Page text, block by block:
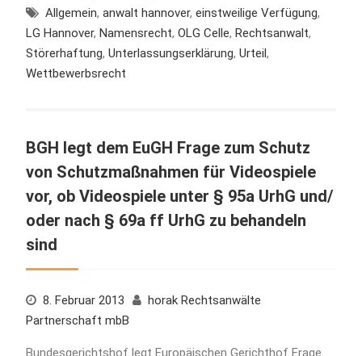
Allgemein, anwalt hannover, einstweilige Verfügung,
LG Hannover, Namensrecht, OLG Celle, Rechtsanwalt,
Störerhaftung, Unterlassungserklärung, Urteil,
Wettbewerbsrecht
BGH legt dem EuGH Frage zum Schutz
von Schutzmaßnahmen für Videospiele
vor, ob Videospiele unter § 95a UrhG und/
oder nach § 69a ff UrhG zu behandeln
sind
8. Februar 2013
horak Rechtsanwälte
Partnerschaft mbB
Bundesgerichtshof legt Europäischen Gerichthof Frage